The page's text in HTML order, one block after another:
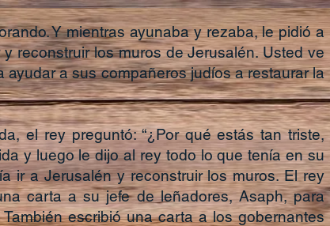
Y mientras ayunaba y rezaba, le pidió a
reconstruir los muros de Jerusalén. Usted ve
a sus compañeros judíos a restaurar la
el rey preguntó: “¿Por qué estás tan triste,
y luego le dijo al rey todo lo que tenía en su
ir a Jerusalén y reconstruir los muros. El rey
carta a su jefe de leñadores, Asaph, para
escribió una carta a los gobernantes